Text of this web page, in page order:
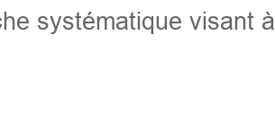
systématique visant